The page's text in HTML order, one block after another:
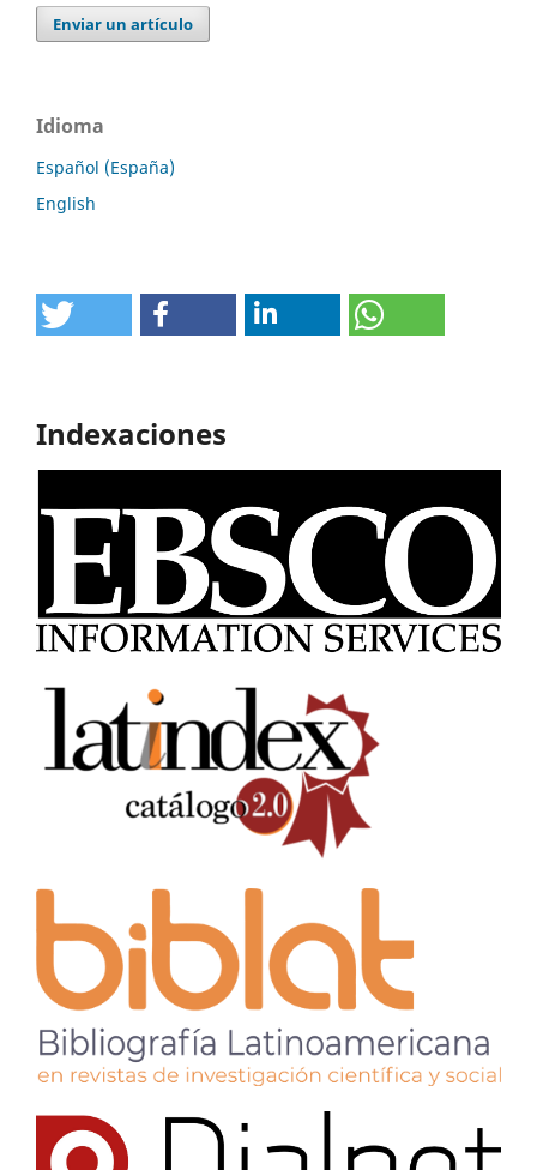
Enviar un artículo
Idioma
Español (España)
English
Indexaciones